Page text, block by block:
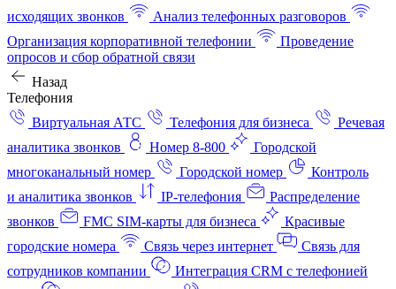
исходящих звонков
Анализ телефонных разговоров
Организация корпоративной телефонии
Проведение
опросов и сбор обратной связи
Назад
Телефония
Виртуальная АТС
Телефония для бизнеса
Речевая
аналитика звонков
Номер 8-800
Городской
многоканальный номер
Городской номер
Контроль
и аналитика звонков
IP-телефония
Распределение
звонков
FMC SIM-карты для бизнеса
Красивые
городские номера
Связь через интернет
Связь для
сотрудников компании
Интеграция CRM с телефонией